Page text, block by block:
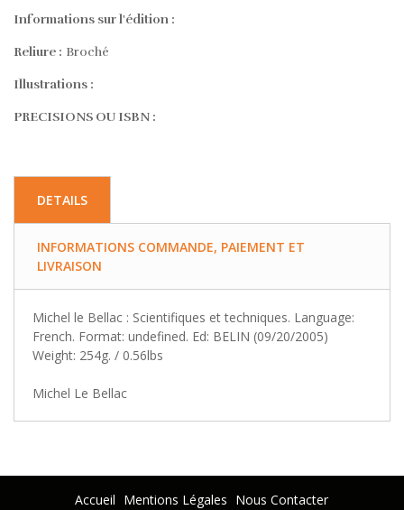
Informations sur l'édition :
Reliure : Broché
Illustrations :
PRECISIONS OU ISBN :
DETAILS
INFORMATIONS COMMANDE, PAIEMENT ET
LIVRAISON
Michel le Bellac : Scientifiques et techniques. Language:
French. Format: undefined. Ed: BELIN (09/20/2005)
Weight: 254g. / 0.56lbs
Michel Le Bellac
Accueil Mentions Légales Nous Contacter